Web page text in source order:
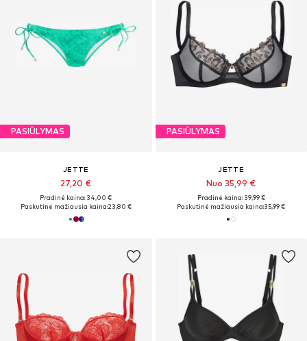
PASIŪLYMAS
JETTE
27,20 €
Pradinė kaina: 34,00 €
Paskutinė mažiausia kaina:23,80 €
PASIŪLYMAS
JETTE
Nuo 35,99 €
Pradinė kaina: 39,99 €
Paskutinė mažiausia kaina:35,99 €